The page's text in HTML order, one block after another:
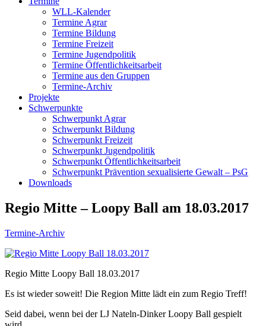
WLL-Kalender
Termine Agrar
Termine Bildung
Termine Freizeit
Termine Jugendpolitik
Termine Öffentlichkeitsarbeit
Termine aus den Gruppen
Termine-Archiv
Projekte
Schwerpunkte
Schwerpunkt Agrar
Schwerpunkt Bildung
Schwerpunkt Freizeit
Schwerpunkt Jugendpolitik
Schwerpunkt Öffentlichkeitsarbeit
Schwerpunkt Prävention sexualisierte Gewalt – PsG
Downloads
Regio Mitte – Loopy Ball am 18.03.2017
Termine-Archiv
Regio Mitte Loopy Ball 18.03.2017
Es ist wieder soweit! Die Region Mitte lädt ein zum Regio Treff!
Seid dabei, wenn bei der LJ Nateln-Dinker Loopy Ball gespielt